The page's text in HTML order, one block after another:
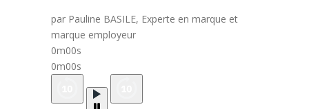
par Pauline BASILE, Experte en marque et
marque employeur
0m00s
0m00s